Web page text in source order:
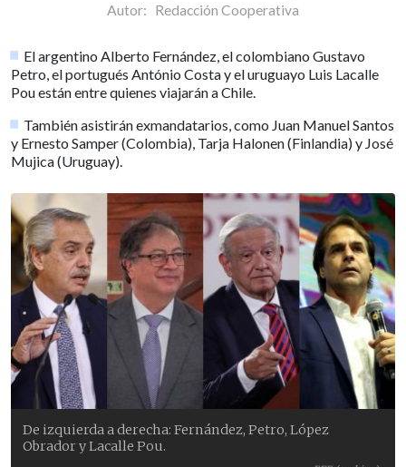
Autor: Redacción Cooperativa
El argentino Alberto Fernández, el colombiano Gustavo
Petro, el portugués António Costa y el uruguayo Luis Lacalle
Pou están entre quienes viajarán a Chile.
También asistirán exmandatarios, como Juan Manuel Santos
y Ernesto Samper (Colombia), Tarja Halonen (Finlandia) y José
Mujica (Uruguay).
De izquierda a derecha: Fernández, Petro, López
Obrador y Lacalle Pou.